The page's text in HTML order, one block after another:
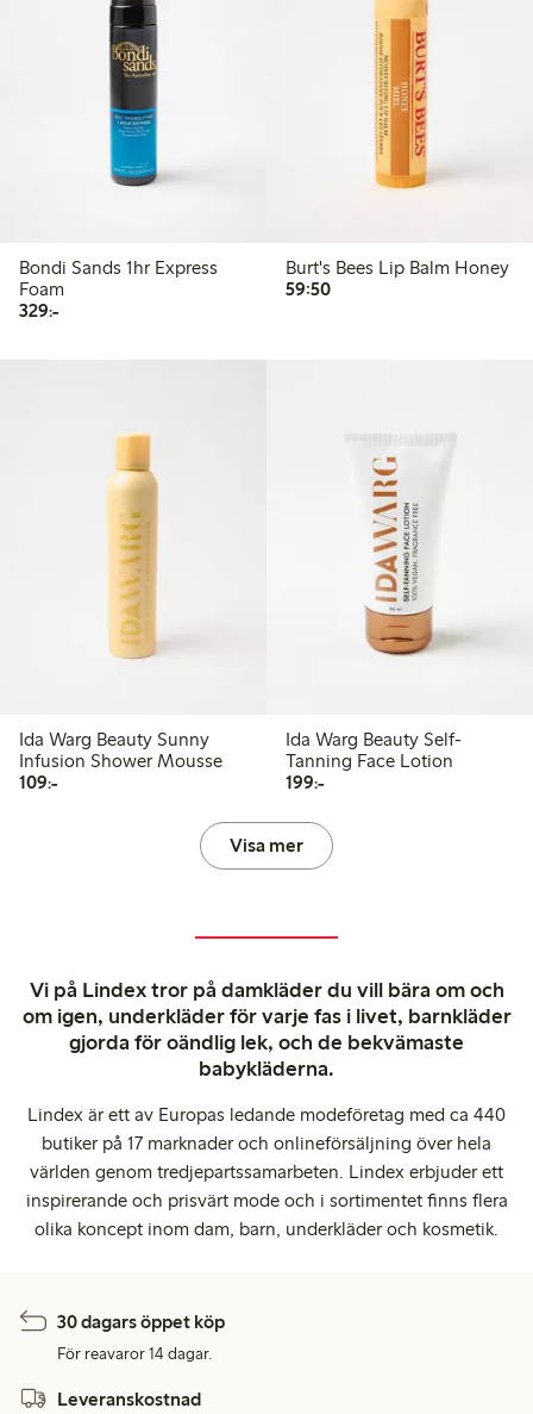
Bondi Sands 1hr Express
Foam
329:-329,00 kr
Burt's Bees Lip Balm Honey
59:5059,50 kr
Ida Warg Beauty Sunny
Infusion Shower Mousse
109:-109,00 kr
Ida Warg Beauty Self-
Tanning Face Lotion
199:-199,00 kr
Visa mer
Vi på Lindex tror på damkläder du vill bära om och
om igen, underkläder för varje fas i livet, barnkläder
gjorda för oändlig lek, och de bekvämaste
babykläderna.
Lindex är ett av Europas ledande modeföretag med ca 440
butiker på 17 marknader och onlineförsäljning över hela
världen genom tredjepartssamarbeten. Lindex erbjuder ett
inspirerande och prisvärt mode och i sortimentet finns flera
olika koncept inom dam, barn, underkläder och kosmetik.
30 dagars öppet köp
För reavaror 14 dagar.
Leveranskostnad